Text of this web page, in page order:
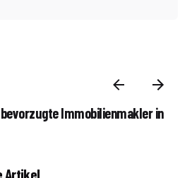
Immobilienmakler in
Artikel